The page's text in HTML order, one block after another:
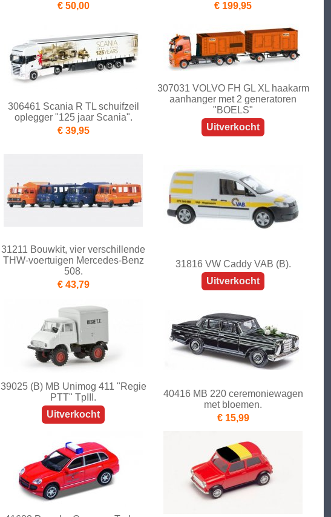
€ 50,00
€ 199,95
306461 Scania R TL schuifzeil
oplegger "125 jaar Scania".
€ 39,95
307031 VOLVO FH GL XL haakarm
aanhanger met 2 generatoren
"BOELS"
Uitverkocht
31211 Bouwkit, vier verschillende
THW-voertuigen Mercedes-Benz
508.
€ 43,79
31816 VW Caddy VAB (B).
Uitverkocht
39025 (B) MB Unimog 411 "Regie
PTT" TpIII.
Uitverkocht
40416 MB 220 ceremoniewagen
met bloemen.
€ 15,99